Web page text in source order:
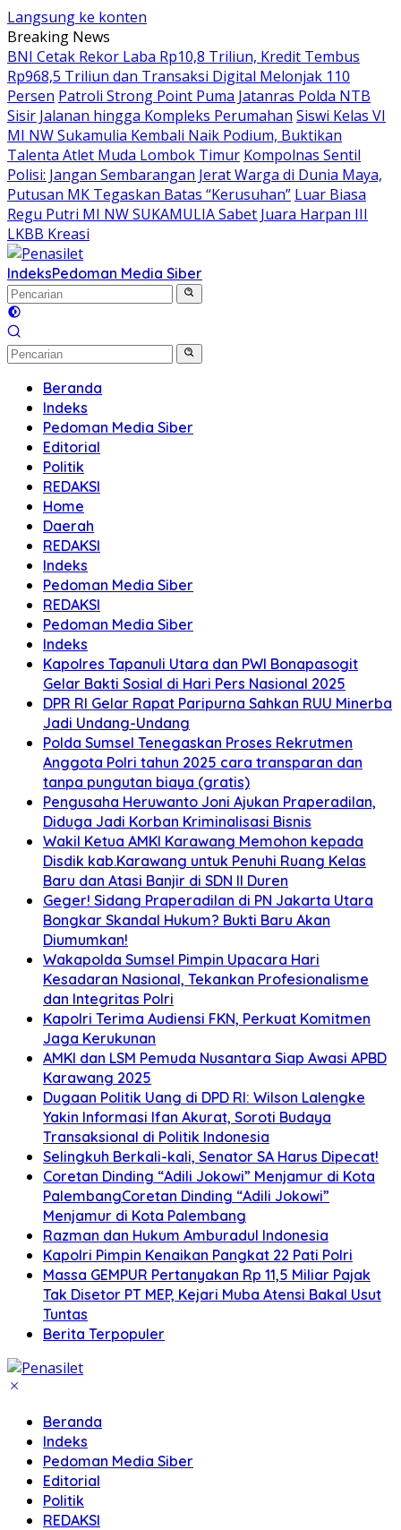
Langsung ke konten
Breaking News
BNI Cetak Rekor Laba Rp10,8 Triliun, Kredit Tembus
Rp968,5 Triliun dan Transaksi Digital Melonjak 110
Persen Patroli Strong Point Puma Jatanras Polda NTB
Sisir Jalanan hingga Kompleks Perumahan Siswi Kelas VI
MI NW Sukamulia Kembali Naik Podium, Buktikan
Talenta Atlet Muda Lombok Timur Kompolnas Sentil
Polisi: Jangan Sembarangan Jerat Warga di Dunia Maya,
Putusan MK Tegaskan Batas “Kerusuhan” Luar Biasa
Regu Putri MI NW SUKAMULIA Sabet Juara Harpan III
LKBB Kreasi
IndeksPedoman Media Siber
Beranda
Indeks
Pedoman Media Siber
Editorial
Politik
REDAKSI
Home
Daerah
REDAKSI
Indeks
Pedoman Media Siber
REDAKSI
Pedoman Media Siber
Indeks
Kapolres Tapanuli Utara dan PWI Bonapasogit
Gelar Bakti Sosial di Hari Pers Nasional 2025
DPR RI Gelar Rapat Paripurna Sahkan RUU Minerba
Jadi Undang-Undang
Polda Sumsel Tenegaskan Proses Rekrutmen
Anggota Polri tahun 2025 cara transparan dan
tanpa pungutan biaya (gratis)
Pengusaha Heruwanto Joni Ajukan Praperadilan,
Diduga Jadi Korban Kriminalisasi Bisnis
Wakil Ketua AMKI Karawang Memohon kepada
Disdik kab.Karawang untuk Penuhi Ruang Kelas
Baru dan Atasi Banjir di SDN II Duren
Geger! Sidang Praperadilan di PN Jakarta Utara
Bongkar Skandal Hukum? Bukti Baru Akan
Diumumkan!
Wakapolda Sumsel Pimpin Upacara Hari
Kesadaran Nasional, Tekankan Profesionalisme
dan Integritas Polri
Kapolri Terima Audiensi FKN, Perkuat Komitmen
Jaga Kerukunan
AMKI dan LSM Pemuda Nusantara Siap Awasi APBD
Karawang 2025
Dugaan Politik Uang di DPD RI: Wilson Lalengke
Yakin Informasi Ifan Akurat, Soroti Budaya
Transaksional di Politik Indonesia
Selingkuh Berkali-kali, Senator SA Harus Dipecat!
Coretan Dinding “Adili Jokowi” Menjamur di Kota
PalembangCoretan Dinding “Adili Jokowi”
Menjamur di Kota Palembang
Razman dan Hukum Amburadul Indonesia
Kapolri Pimpin Kenaikan Pangkat 22 Pati Polri
Massa GEMPUR Pertanyakan Rp 11,5 Miliar Pajak
Tak Disetor PT MEP, Kejari Muba Atensi Bakal Usut
Tuntas
Berita Terpopuler
Beranda
Indeks
Pedoman Media Siber
Editorial
Politik
REDAKSI